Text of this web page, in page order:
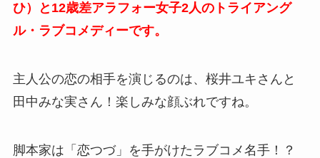
ひ）と12歳差アラフォー女子2人のトライアング
ル・ラブコメディーです。
主人公の恋の相手を演じるのは、 桜井ユキさんと
田中みな実さん！楽しみな顔ぶれですね。
脚本家は「恋つづ」を手がけたラブコメ名手！？